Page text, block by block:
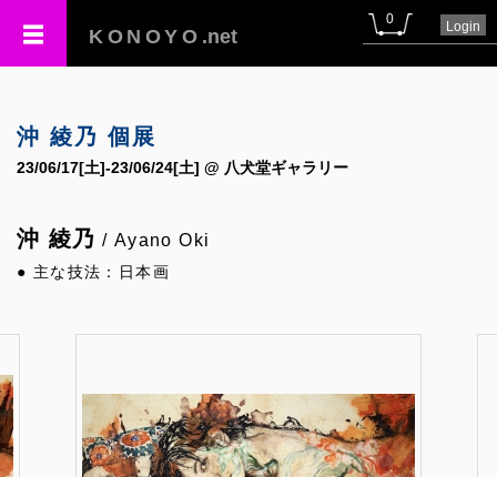
KONOYO .net
0 Login
沖 綾乃 個展
23/06/17[土]-23/06/24[土] @ 八犬堂ギャラリー
沖 綾乃 / Ayano Oki
● 主な技法：日本画